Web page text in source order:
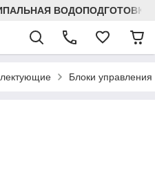
ВОДОПОДГОТОВКА
Блоки управления